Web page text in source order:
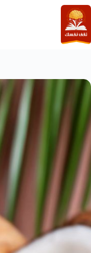
التجاوز
إلى
المحتوى